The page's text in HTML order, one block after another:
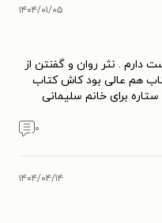
۱۴۰۴/۰۱/۰۵
دارم . نثر روان و گفنتن از
هم عالی بود کاش کتاب
۰
۱۴۰۴/۰۴/۱۴